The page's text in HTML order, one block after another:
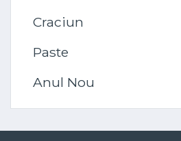
Craciun
Paste
Anul Nou